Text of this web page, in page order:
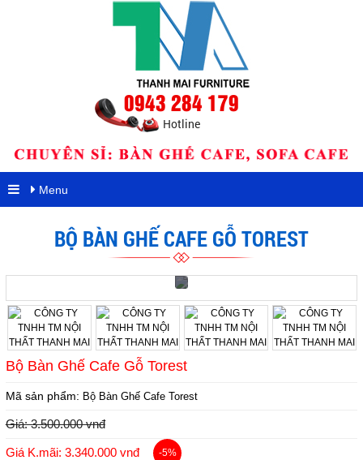
0943 284 179
Hotline
Menu
BỘ BÀN GHẾ CAFE GỖ TOREST
Bộ Bàn Ghế Cafe Gỗ Torest
Mã sản phẩm: Bộ Bàn Ghế Cafe Torest
Giá: 3.500.000 vnđ
Giá K.mãi: 3.340.000 vnđ -5%